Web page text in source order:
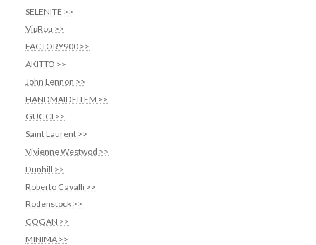
SELENITE >>
VipRou >>
FACTORY900 >>
AKITTO >>
John Lennon >>
HANDMAIDEITEM >>
GUCCI >>
Saint Laurent >>
Vivienne Westwod >>
Dunhill >>
Roberto Cavalli >>
Rodenstock >>
COGAN >>
MINIMA >>